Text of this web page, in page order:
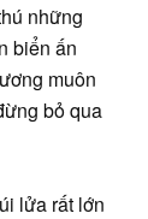
những
biển ấn
muôn
bỏ qua
lửa rất lớn